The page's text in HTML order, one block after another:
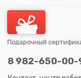
Подарочный
8 982-650-00-